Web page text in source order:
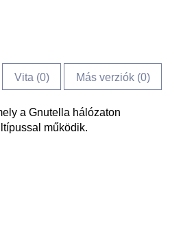
Vita (0) Más verziók (0)
a Gnutella hálózaton
működik.